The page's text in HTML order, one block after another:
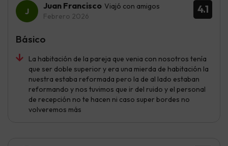
4.1
Juan Francisco Viajó con amigos
Febrero 2026
La habitación de la pareja que venia con nosotros tenía
que ser doble superior y era una mierda de habitación la
nuestra estaba reformada pero la de al lado estaban
reformando y nos tuvimos que ir del ruido y el personal
de recepción no te hacen ni caso super bordes no
volveremos más
Básico